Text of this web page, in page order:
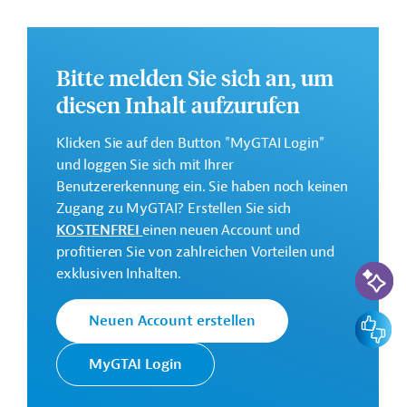
Das Entwicklungsprojekt soll von Dezember 2023 bis
Dezember 2028 durchgeführt werden.
GTAI informiert über dieKfW: Schwerpunkte,
Regularien und praktische Hinweise zur
Geschäftsanbahnung.
Kontaktadressen
Die KfW Entwicklungsbank
setzt die Finanzielle
Zusammenarbeit (FZ)
Bitte melden Sie sich an, um
diesen Inhalt aufzurufen
Klicken Sie auf den Button "MyGTAI Login"
und loggen Sie sich mit Ihrer
Benutzererkennung ein. Sie haben noch keinen
Zugang zu MyGTAI? Erstellen Sie sich
KOSTENFREIeinen neuen Account und
profitieren Sie von zahlreichen Vorteilen und
exklusiven Inhalten.
Neuen Account erstellen
MyGTAI Login
KI-